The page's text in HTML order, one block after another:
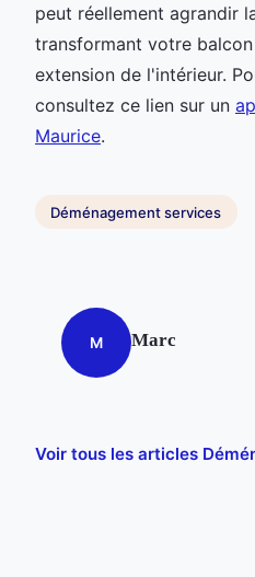
peut réellement agrandir
transformant votre
extension de l'intérieur.
consultez ce lien sur un
Maurice.
Déménagement services
M Marc
Voir tous les articles